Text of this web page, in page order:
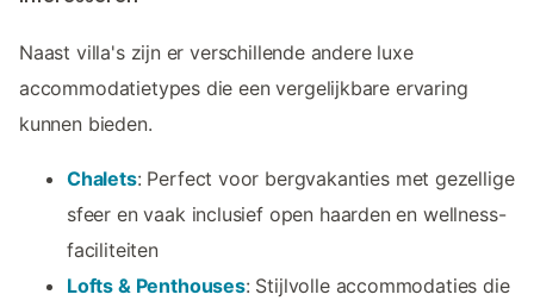
Naast villa's zijn er verschillende andere luxe
accommodatietypes die een vergelijkbare ervaring
kunnen bieden.
Chalets: Perfect voor bergvakanties met gezellige
sfeer en vaak inclusief open haarden en wellness-
faciliteiten
Lofts & Penthouses: Stijlvolle accommodaties die